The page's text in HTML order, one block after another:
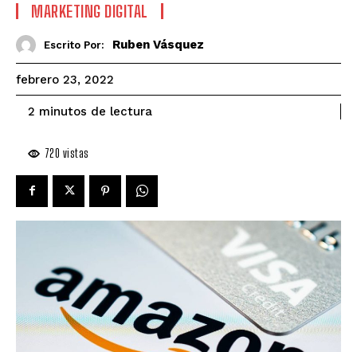
MARKETING DIGITAL
Escrito Por: Ruben Vásquez
febrero 23, 2022
2 minutos de lectura
720 vistas